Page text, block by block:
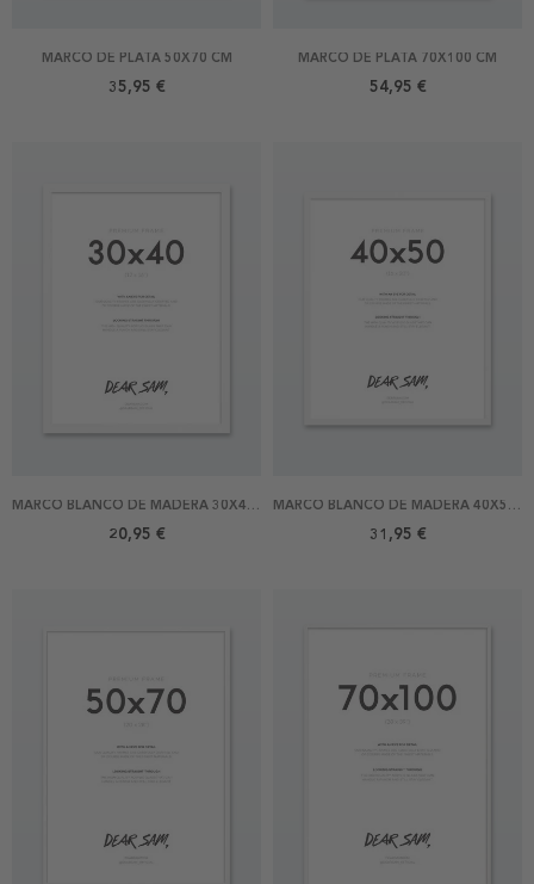
MARCO DE PLATA 50X70 CM
35,95 €
MARCO DE PLATA 70X100 CM
54,95 €
MARCO BLANCO DE MADERA 30X40 CM
20,95 €
MARCO BLANCO DE MADERA 40X50 CM
31,95 €